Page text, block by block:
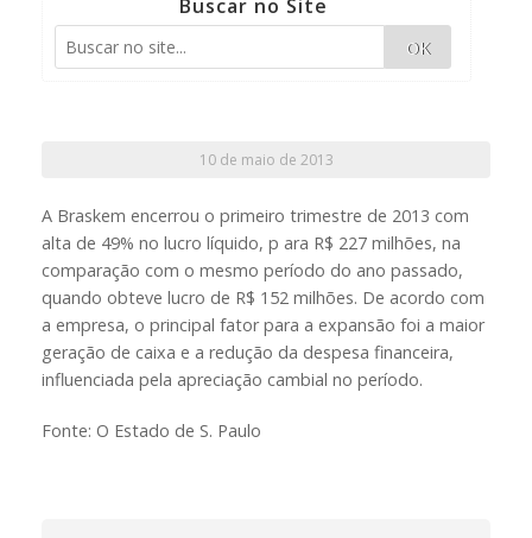
Buscar no Site
OK
10 de maio de 2013
A Braskem encerrou o primeiro trimestre de 2013 com
alta de 49% no lucro líquido, p ara R$ 227 milhões, na
comparação com o mesmo período do ano passado,
quando obteve lucro de R$ 152 milhões. De acordo com
a empresa, o principal fator para a expansão foi a maior
geração de caixa e a redução da despesa financeira,
influenciada pela apreciação cambial no período.
Fonte: O Estado de S. Paulo